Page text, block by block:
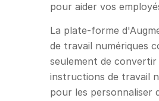
pour aider vos
La plate-forme
de travail numériques
seulement de
instructions de travail
pour les personnaliser